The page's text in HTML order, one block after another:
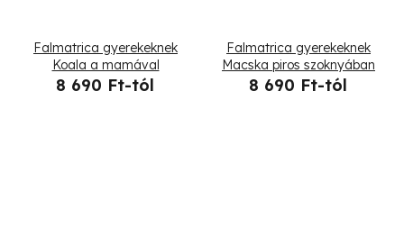
Falmatrica gyerekeknek
Koala a mamával
8 690 Ft-tól
Falmatrica gyerekeknek
Macska piros szoknyában
8 690 Ft-tól